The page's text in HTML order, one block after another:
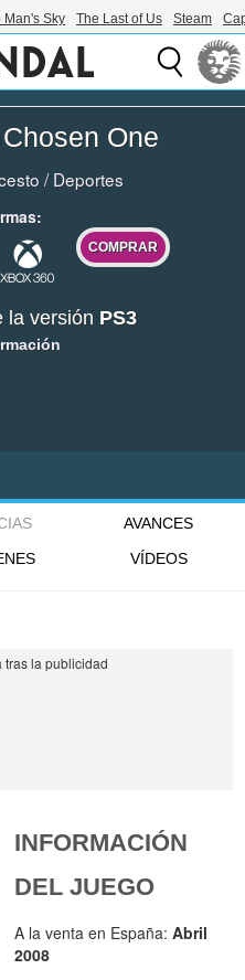
Man's Sky The Last of Us Steam
One
/Deportes
COMPRAR
la versión PS3
AVANCES
VÍDEOS
INFORMACIÓN
DEL JUEGO
A la venta en España:Abril
2008